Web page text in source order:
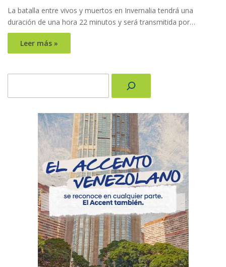
La batalla entre vivos y muertos en Invernalia tendrá una
duración de una hora 22 minutos y será transmitida por…
Leer más »